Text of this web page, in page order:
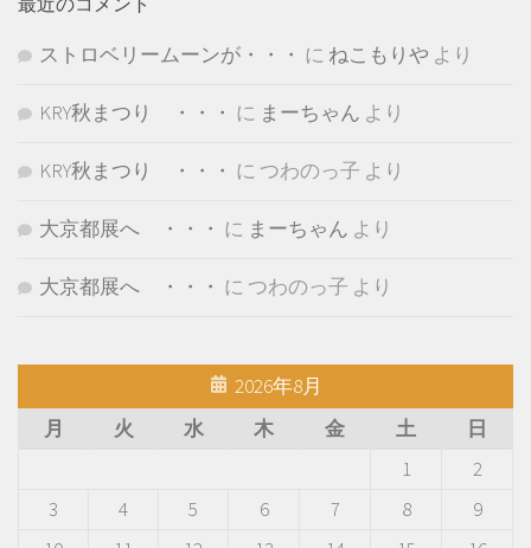
ストロベリームーンが・・・ に ねこもりや より
KRY秋まつり ・・・ に まーちゃん より
KRY秋まつり ・・・ に つわのっ子 より
大京都展へ ・・・ に まーちゃん より
大京都展へ ・・・ に つわのっ子 より
2026年8月
月
火 水 木 金 土
日
1
2
3
4 5 6 7 8
9